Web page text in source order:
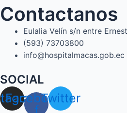
Contactanos
Eulalia Velín s/n entre
(593) 73703800​
info@hospitalmacas.gob.ec
SOCIAL
Facebook-
f
Twitter